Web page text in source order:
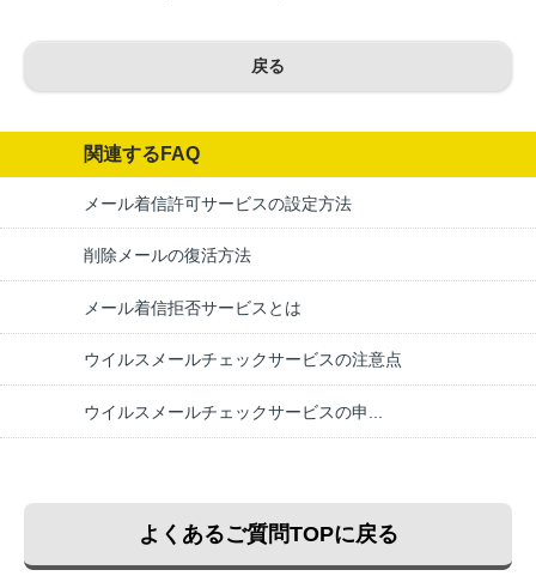
戻る
関連するFAQ
メール着信許可サービスの設定方法
削除メールの復活方法
メール着信拒否サービスとは
ウイルスメールチェックサービスの注意点
ウイルスメールチェックサービスの申...
よくあるご質問TOPに戻る